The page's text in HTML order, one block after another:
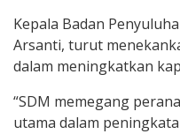
Kepala Badan
Arsanti, turut
dalam meningkatkan
“SDM memegang
utama dalam